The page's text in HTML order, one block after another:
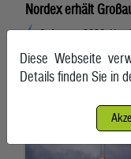
Nordex erhält
6. August 2026,
Diese Webseite
Details finden Sie in